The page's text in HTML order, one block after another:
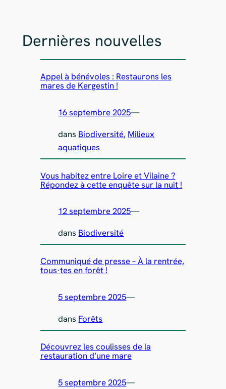
Dernières nouvelles
Appel à bénévoles : Restaurons les
mares de Kergestin !
16 septembre 2025—
dans Biodiversité, Milieux
aquatiques
Vous habitez entre Loire et Vilaine ?
Répondez à cette enquête sur la nuit !
12 septembre 2025—
dans Biodiversité
Communiqué de presse – À la rentrée,
tous·tes en forêt !
5 septembre 2025—
dans Forêts
Découvrez les coulisses de la
restauration d’une mare
5 septembre 2025—